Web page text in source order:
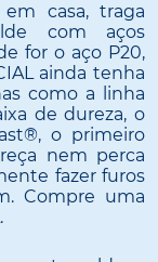
casa, traga
com aços
for o aço P20,
ainda tenha
como a linha
de dureza, o
o primeiro
nem perca
fazer furos
Compre uma